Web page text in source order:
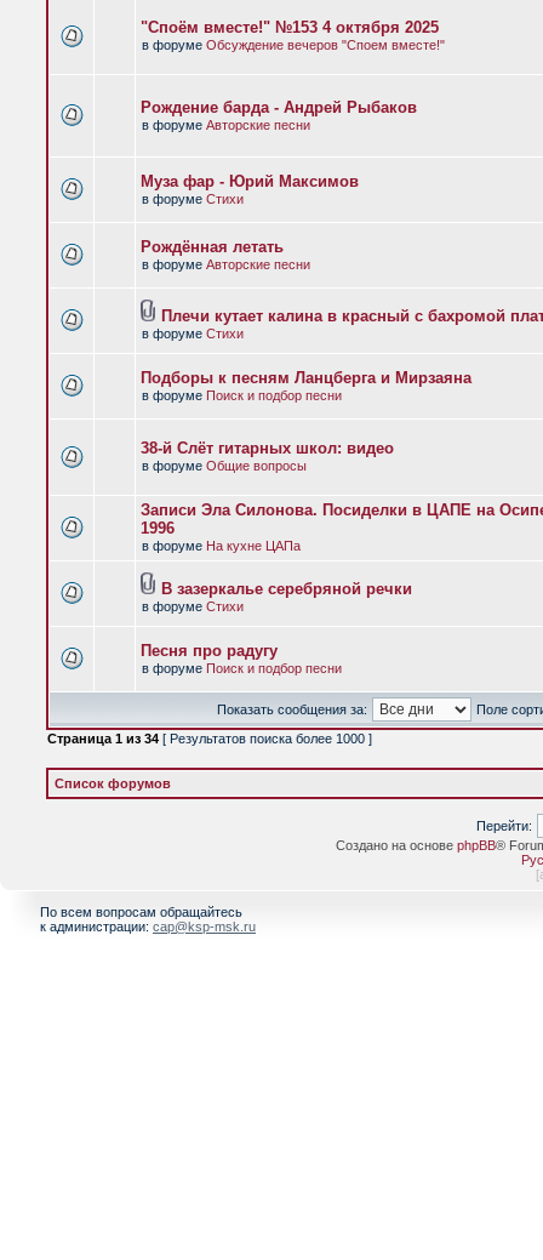
"Споём вместе!" №153 4 октября 2025
в форуме Обсуждение вечеров "Споем вместе!"
Рождение барда - Андрей Рыбаков
в форуме Авторские песни
Муза фар - Юрий Максимов
в форуме Стихи
Рождённая летать
в форуме Авторские песни
Плечи кутает калина в красный с бахромой
в форуме Стихи
Подборы к песням Ланцберга и Мирзаяна
в форуме Поиск и подбор песни
38-й Слёт гитарных школ: видео
в форуме Общие вопросы
Записи Эла Силонова. Посиделки в ЦАПЕ на
1996
в форуме На кухне ЦАПа
В зазеркалье серебряной речки
в форуме Стихи
Песня про радугу
в форуме Поиск и подбор песни
Показать сообщения за:
Поле
Страница 1 из 34 [ Результатов поиска более 1000 ]
Список форумов
Перейти:
Создано на основе phpBB®
[
По всем вопросам обращайтесь
к администрации: cap@ksp-msk.ru